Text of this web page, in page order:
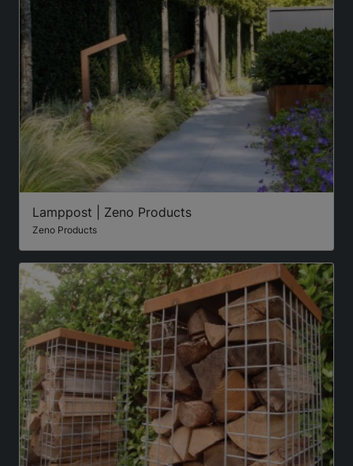
Lamppost | Zeno Products
Zeno Products